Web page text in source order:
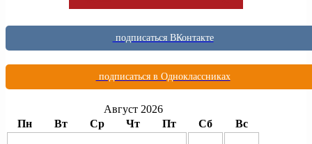
подписаться ВКонтакте
подписаться в Одноклассниках
Август 2026
Пн
Вт Ср Чт Пт Сб Вс